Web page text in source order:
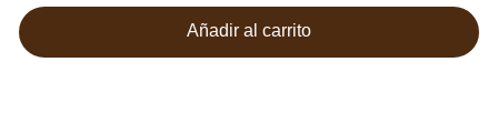
Añadir al carrito